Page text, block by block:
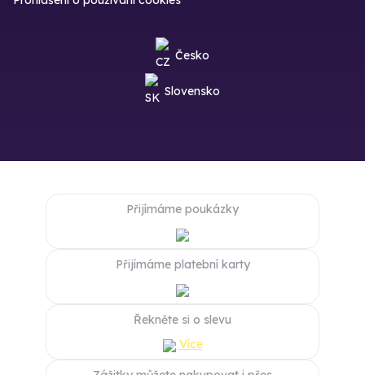
Česko
Slovensko
Přijímáme poukázky
Přijímáme platební karty
Řekněte si o slevu
Více